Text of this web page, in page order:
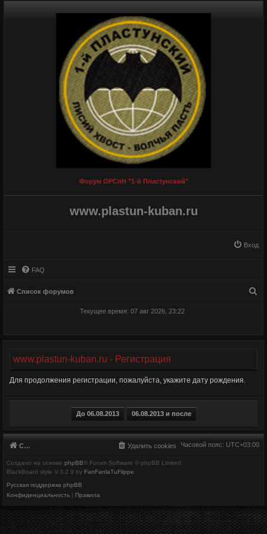
Форум ОРСпН "1-й Пластунский"
www.plastun-kuban.ru
Вход
FAQ
Список форумов
Текущее время: 07 авг 2026, 23:22
www.plastun-kuban.ru - Регистрация
Для продолжения регистрации, пожалуйста, укажите дату рождения.
Список форумов Часовой пояс: UTC+03:00
Удалить cookies
Создано на основе phpBB® Forum Software © phpBB Limited
BlackBoard style V.3.2.9 by FanFanlaTuFlippe
Русская поддержка phpBB
Конфиденциальность | Правила